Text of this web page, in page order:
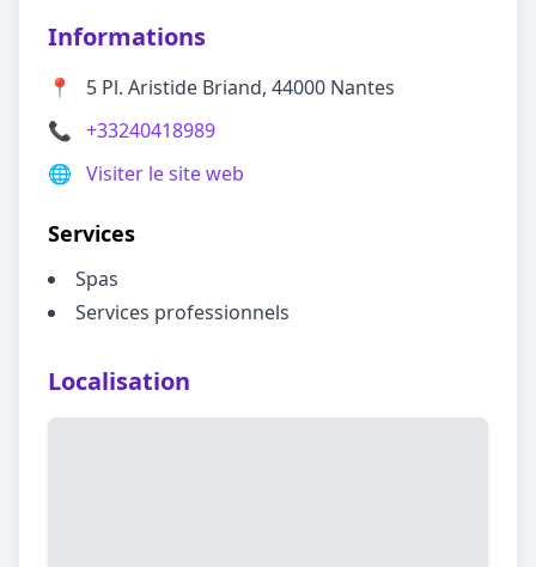
Informations
📍
5 Pl. Aristide Briand, 44000 Nantes
📞 +33240418989
🌐 Visiter le site web
Services
Spas
Services professionnels
Localisation